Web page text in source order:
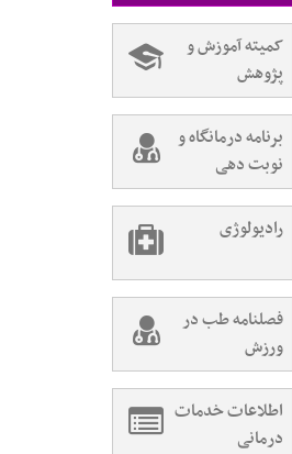
کمیته آموزش و
پژوهش
برنامه درمانگاه و
نوبت دهی
رادیولوژی
فصلنامه طب در
ورزش
اطلاعات خدمات
درمانی